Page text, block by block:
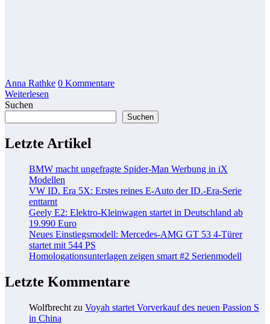
Anna Rathke 0 Kommentare
Weiterlesen
Suchen
Suchen
Letzte Artikel
BMW macht ungefragte Spider-Man Werbung in iX
Modellen
VW ID. Era 5X: Erstes reines E-Auto der ID.-Era-Serie
enttarnt
Geely E2: Elektro-Kleinwagen startet in Deutschland ab
19.990 Euro
Neues Einstiegsmodell: Mercedes-AMG GT 53 4-Türer
startet mit 544 PS
Homologationsunterlagen zeigen smart #2 Serienmodell
Letzte Kommentare
Wolfbrecht zu Voyah startet Vorverkauf des neuen Passion S
in China